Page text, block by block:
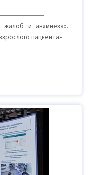
и анамнеза».
пациента»